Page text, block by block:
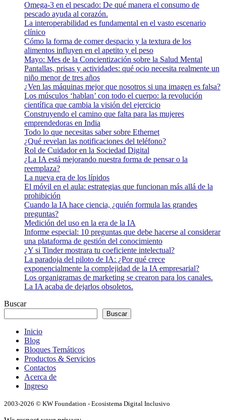
Omega-3 en el pescado: De qué manera el consumo de
pescado ayuda al corazón.
La interoperabilidad es fundamental en el vasto escenario
clínico
Cómo la forma de comer despacio y la textura de los
alimentos influyen en el apetito y el peso
Mayo: Mes de la Concientización sobre la Salud Mental
Pantallas, prisas y actividades: qué ocio necesita realmente un
niño menor de tres años
¿Ven las máquinas mejor que nosotros si una imagen es falsa?
Los músculos ‘hablan’ con todo el cuerpo: la revolución
científica que cambia la visión del ejercicio
Construyendo el camino que falta para las mujeres
emprendedoras en India
Todo lo que necesitas saber sobre Ethernet
¿Qué revelan las notificaciones del teléfono?
Rol de Cuidador en la Sociedad Digital
¿La IA está mejorando nuestra forma de pensar o la
reemplaza?
La nueva era de los lípidos
El móvil en el aula: estrategias que funcionan más allá de la
prohibición
Cuando la IA hace ciencia, ¿quién formula las grandes
preguntas?
Medición del uso en la era de la IA
Informe especial: 10 preguntas que debe hacerse al considerar
una plataforma de gestión del conocimiento
¿Y si Tinder mostrara tu coeficiente intelectual?
La paradoja del piloto de IA: ¿Por qué crece
exponencialmente la complejidad de la IA empresarial?
Los organigramas de marketing se crearon para los canales.
La IA acaba de dejarlos obsoletos.
Buscar
Buscar
Inicio
Blog
Bloques Temáticos
Productos & Servicios
Contactos
Acerca de
Ingreso
2003-2026 © KW Foundation - Ecosistema Digital Inclusivo